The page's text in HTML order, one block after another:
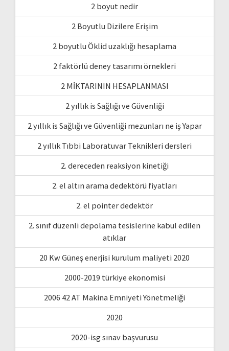
2 boyut nedir
2 Boyutlu Dizilere Erişim
2 boyutlu Öklid uzaklığı hesaplama
2 faktörlü deney tasarımı örnekleri
2 MİKTARININ HESAPLANMASI
2 yıllık is Sağlığı ve Güvenliği
2 yıllık is Sağlığı ve Güvenliği mezunları ne iş Yapar
2 yıllık Tıbbi Laboratuvar Teknikleri dersleri
2. dereceden reaksiyon kinetiği
2. el altın arama dedektörü fiyatları
2. el pointer dedektör
2. sınıf düzenli depolama tesislerine kabul edilen
atıklar
20 Kw Güneş enerjisi kurulum maliyeti 2020
2000-2019 türkiye ekonomisi
2006 42 AT Makina Emniyeti Yönetmeliği
2020
2020-isg sınav başvurusu